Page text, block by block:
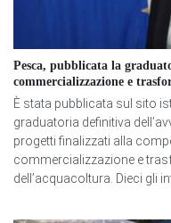
Pesca, pubblicata la
commercializzazione e
È stata pubblicata sul sito
graduatoria definitiva
progetti finalizzati alla
commercializzazione e
dell’acquacoltura. Dieci gli